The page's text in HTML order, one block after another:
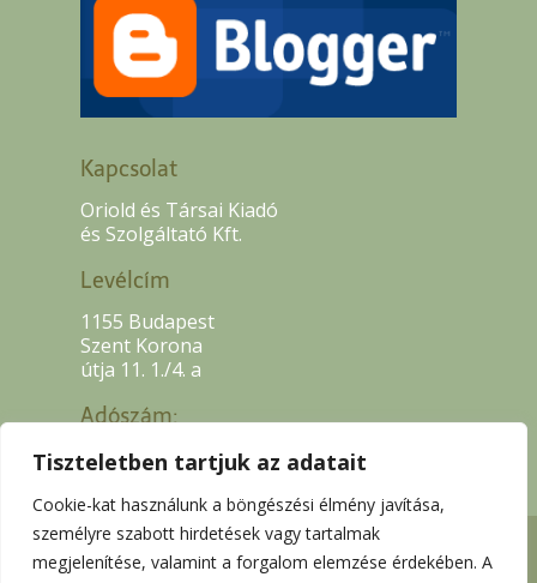
Tiszteletben tartjuk az adatait
Cookie-kat használunk a böngészési élmény javítása,
személyre szabott hirdetések vagy tartalmak
megjelenítése, valamint a forgalom elemzése érdekében. A
Kapcsolat
Oriold és Társai Kiadó
és Szolgáltató Kft.
Levélcím
1155 Budapest
Szent Korona
útja 11. 1./4. a
Adószám:
13507318-2-42